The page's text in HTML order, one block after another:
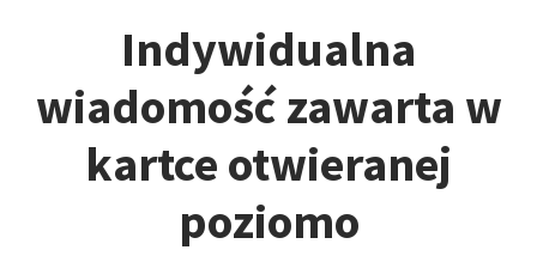
Indywidualna
wiadomość zawarta w
kartce otwieranej
poziomo